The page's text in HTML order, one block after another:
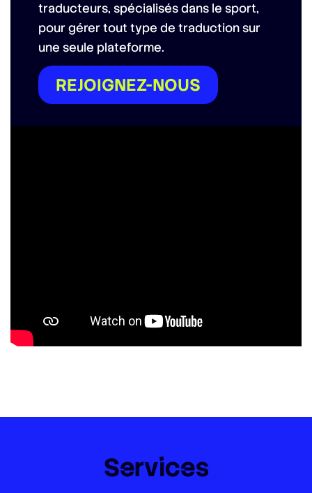
traducteurs, spécialisés dans le sport,
pour gérer tout type de traduction sur
une seule plateforme.
REJOIGNEZ-NOUS
Services